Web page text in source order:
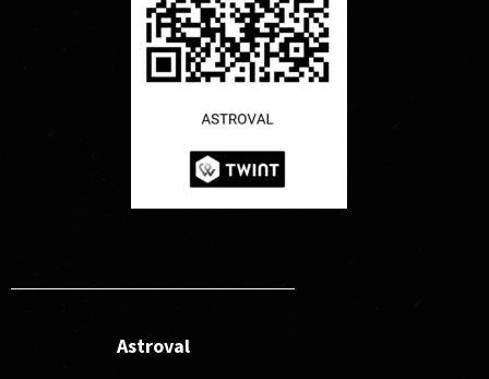
Astroval